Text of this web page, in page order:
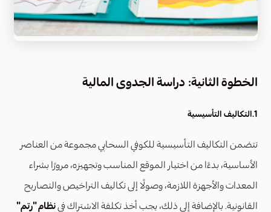
الخطوة الثانية: دراسة الجدوى المالية
1.التكاليف التأسيسية
تتضمن التكاليف التأسيسية للكوفي السحابي مجموعة من العناصر
الأساسية، بدءًا من اختيار الموقع المناسب وتجهيزه، مرورًا بشراء
المعدات والأجهزة اللازمة، وصولًا إلى تكاليف التراخيص والتصاريح
القانونية. بالإضافة إلى ذلك، يجب أخذ تكلفة الاشتراك فينظام "رتم"